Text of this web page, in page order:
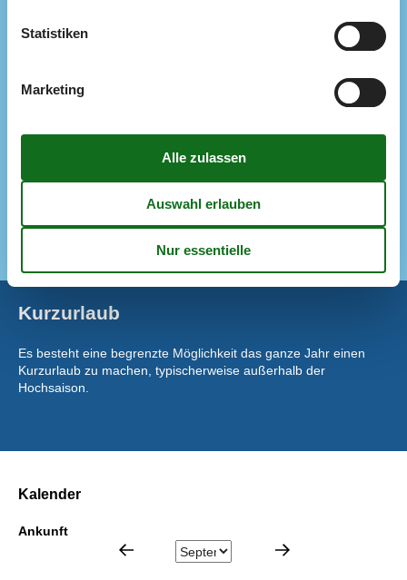
Konzepte
Rauchfreies Haus
Gefriertruhe
45 l
Kurzurlaub
Es besteht eine begrenzte Möglichkeit das ganze Jahr einen
Kurzurlaub zu machen, typischerweise außerhalb der
Hochsaison.
Kalender
Ankunft
Statistiken
Marketing